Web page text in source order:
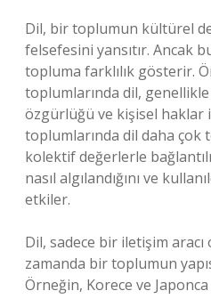
Dil, bir toplumun kültürel
felsefesini yansıtır. Ancak
topluma farklılık gösterir.
toplumlarında dil,
özgürlüğü ve kişisel haklar
toplumlarında dil daha çok
kolektif değerlerle
nasıl algılandığını ve
etkiler.
Dil, sadece bir iletişim aracı
zamanda bir toplumun
Örneğin, Korece ve